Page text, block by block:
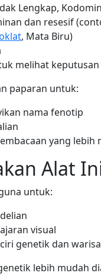
Lengkap,
dan resesif
, Mata Biru)
melihat keputusan
paparan untuk:
nama fenotip
yang lebih
Alat
untuk:
visual
genetik dan
lebih mudah